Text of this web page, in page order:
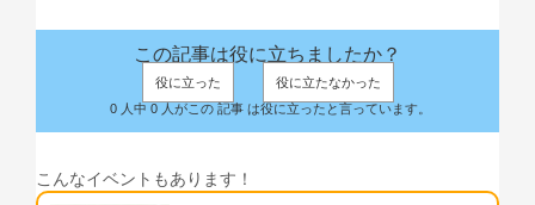
この記事は役に立ちましたか？
役に立った
役に立たなかった
0 人中 0 人がこの 記事 は役に立ったと言っています。
こんなイベントもあります！